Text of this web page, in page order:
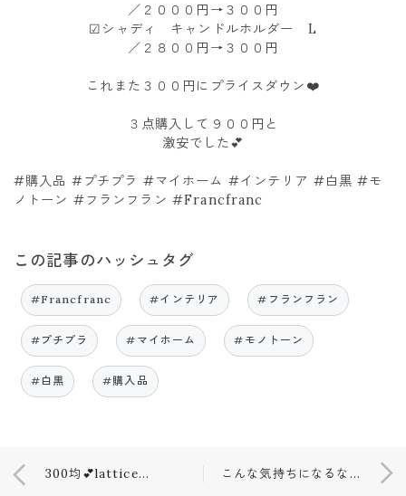
／２０００円→３００円
☑︎シャディ キャンドルホルダー L
／２８００円→３００円
これまた３００円にプライスダウン❤️
３点購入して９００円と
激安でした💕
#購入品 #プチプラ #マイホーム #インテリア #白黒 #モ
ノトーン #フランフラン #Francfranc
この記事のハッシュタグ
#Francfranc #インテリア #フランフラン
#プチプラ #マイホーム #モノトーン
#白黒 #購入品
300均💕latticeお値段以上なピアス💕 こんな気持ちになるなんて…